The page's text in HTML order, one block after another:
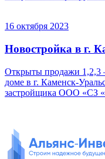
16 октября 2023
Новостройка в г.
Открыты продажи 1,2,3
доме в г. Каменск-
застройщика ООО «СЗ